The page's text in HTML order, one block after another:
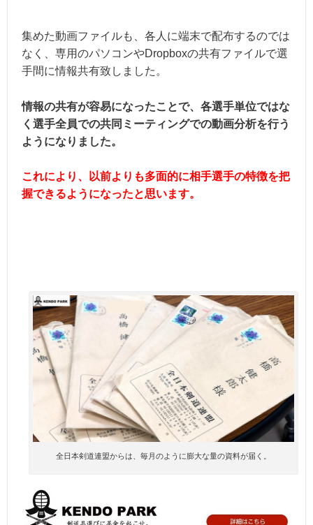
集めた動画ファイルも、各人に端末で配布するのでは
なく、専用のパソコンやDropboxの共有ファイルで選
手間に情報共有致しました。
情報の共有が容易になったことで、各選手単位ではな
く選手全員での共同ミーティングでの動画分析を行う
ようになりました。
これにより、以前よりも多面的に相手選手の特徴を把
握できるようになったと思います。
全日本剣道連盟からは、毎月のように膨大な量の資料が届く。